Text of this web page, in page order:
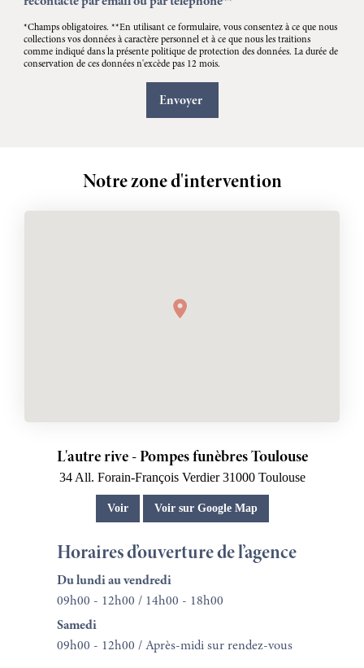
*Champs obligatoires. **En utilisant ce formulaire, vous consentez à ce que nous
collections vos données à caractère personnel et à ce que nous les traitions
comme indiqué dans la présente politique de protection des données. La durée de
conservation de ces données n'excède pas 12 mois.
Notre zone d'intervention
L'autre rive - Pompes funèbres Toulouse
34 All. Forain-François Verdier 31000 Toulouse
Voir Voir sur Google Map
Horaires d’ouverture de l’agence
Du lundi au vendredi
09h00 - 12h00 / 14h00 - 18h00
Samedi
09h00 - 12h00 / Après-midi sur rendez-vous